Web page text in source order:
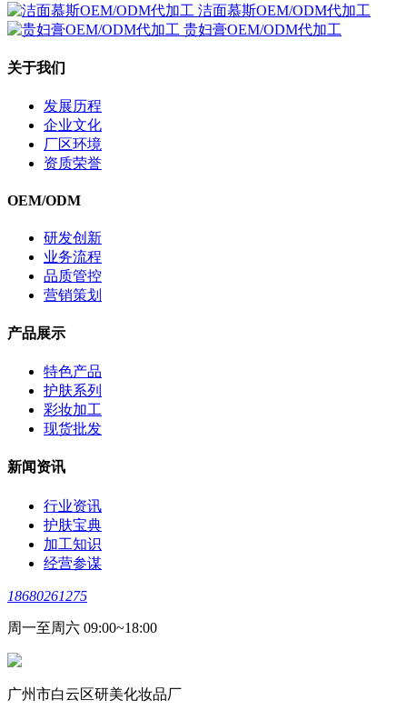
洁面慕斯OEM/ODM代加工
贵妇膏OEM/ODM代加工
关于我们
发展历程
企业文化
厂区环境
资质荣誉
OEM/ODM
研发创新
业务流程
品质管控
营销策划
产品展示
特色产品
护肤系列
彩妆加工
现货批发
新闻资讯
行业资讯
护肤宝典
加工知识
经营参谋
18680261275
周一至周六 09:00~18:00
广州市白云区研美化妆品厂